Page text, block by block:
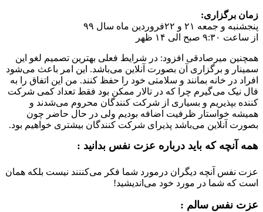
برگزاری:
جمعه ۲۱ و ۲۲فروردین ماه سال ۹۹
صبح الی ۱۴ ظهر
میرصادقی افزود: در شرایط فعلی بهترین تصمیم لغو این
و برگزاری آن بصورت آنلاین می‌باشد. این امر باعث می‌شود
در خانه بمانند و سلامتی خود را حفظ کنند. من این اتفاق را به
نیک می‌گیرم چرا که در تالار ممکن بود فقط تعداد کمی شرکت
بپذیریم و بسیاری از شرکت کنندگان محروم می‌شدند و
خواستار ظرفیت اضافه بودیم ولی در حال حاضر چون
آنلاین می‌باشد پذیرای شرکت کنندگان بیشتری خواهیم بود.
آنچه که باید درباره عزت نفس بدانید :
نفس آنچه دیگران درمورد شما فکر می‌کننند نیست بلکه همان
که شما در مورد خود می‌اندیشید!
نفس سالم :